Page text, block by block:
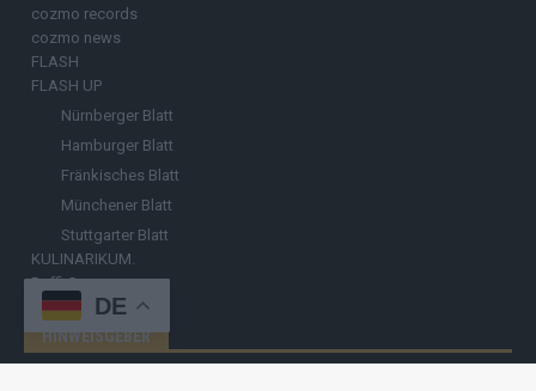
cozmo records
cozmo news
FLASH
FLASH UP
Nürnberger Blatt
Hamburger Blatt
Fränkisches Blatt
Münchener Blatt
Stuttgarter Blatt
KULINARIKUM.
Raffi Gasser
HINWEISGEBER
DE